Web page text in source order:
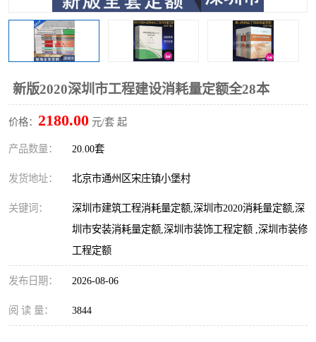
新版2020深圳市工程建设消耗量定额全28本
价格： 2180.00 元/套 起
产品数量： 20.00套
发货地址： 北京市通州区宋庄镇小堡村
关键词：
深圳市建筑工程消耗量定额,深圳市2020消耗量定额,深
圳市安装消耗量定额,深圳市装饰工程定额 ,深圳市装修
工程定额
发布日期： 2026-08-06
阅 读 量： 3844
石油建设安装工程预算定 长输管道工程检修维修预
算定额
山东省工程预算定额 法律图书
电网技改,拆除,检修定额 炼油化工计价依据定额
信息通信建设工程预算定
煤炭建设工程预算定额 钢铁检修工程预算定额
黄金矿山工程预算定额 冶金工业矿山建设工程预
算定额2
冶金工业建设工程预算定
额
人防工程预算定额
电子工程概预算定额